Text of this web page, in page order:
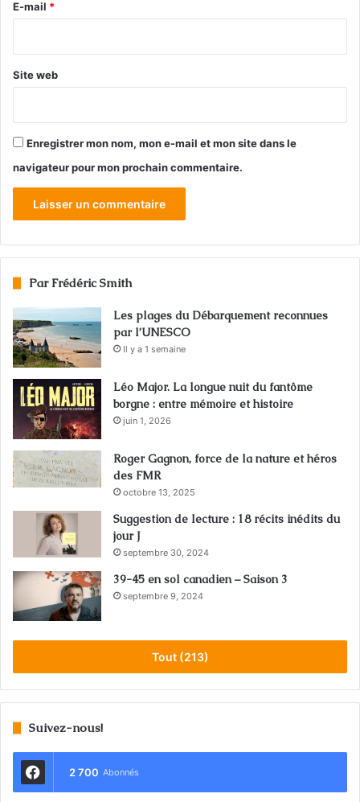
e
E-mail *
Site web
Enregistrer mon nom, mon e-mail et mon site dans le
navigateur pour mon prochain commentaire.
Par Frédéric Smith
Les plages du Débarquement reconnues
par l’UNESCO
Il y a 1 semaine
Léo Major. La longue nuit du fantôme
borgne : entre mémoire et histoire
juin 1, 2026
Roger Gagnon, force de la nature et héros
des FMR
octobre 13, 2025
Suggestion de lecture : 18 récits inédits du
jour J
septembre 30, 2024
39-45 en sol canadien – Saison 3
septembre 9, 2024
Tout (213)
Suivez-nous!
2 700 Abonnés